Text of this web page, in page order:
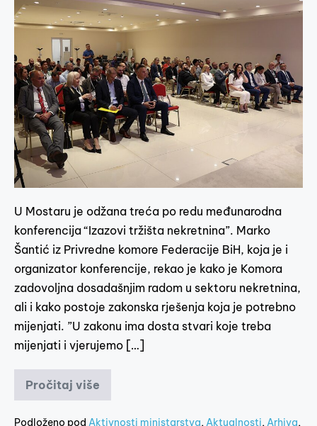
U Mostaru je odžana treća po redu međunarodna
konferencija “Izazovi tržišta nekretnina”. Marko
Šantić iz Privredne komore Federacije BiH, koja je i
organizator konferencije, rekao je kako je Komora
zadovoljna dosadašnjim radom u sektoru nekretnina,
ali i kako postoje zakonska rješenja koja je potrebno
mijenjati. ”U zakonu ima dosta stvari koje treba
mijenjati i vjerujemo […]
Pročitaj više
Podloženo pod Aktivnosti ministarstva,Aktualnosti,Arhiva,